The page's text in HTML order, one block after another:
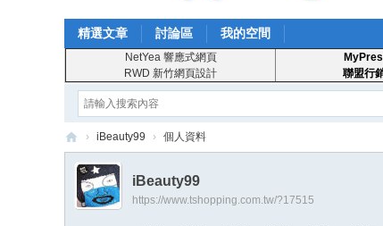
精選文章 討論區 我的空間
NetYea 響應式網頁
RWD 新竹網頁設計
聯盟行
T
ho
› iBeauty99 › 個人資料
iBeauty99
https://www.tshopping.com.tw/?17515